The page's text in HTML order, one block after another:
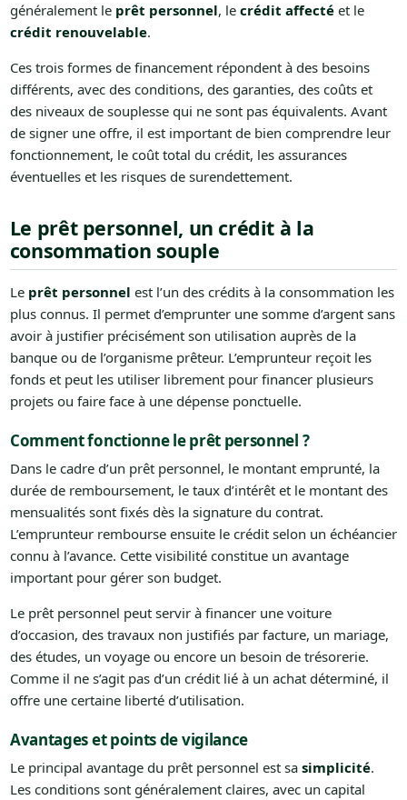
généralement le prêt personnel, le crédit affectéet le
crédit renouvelable.
Ces trois formes de financement répondent à des besoins
différents, avec des conditions, des garanties, des coûts et
des niveaux de souplesse qui ne sont pas équivalents. Avant
de signer une offre, il est important de bien comprendre leur
fonctionnement, le coût total du crédit, les assurances
éventuelles et les risques de surendettement.
Le prêt personnel, un crédit à la
consommation souple
Le prêt personnel est l’un des crédits à la consommation les
plus connus. Il permet d’emprunter une somme d’argent sans
avoir à justifier précisément son utilisation auprès de la
banque ou de l’organisme prêteur. L’emprunteur reçoit les
fonds et peut les utiliser librement pour financer plusieurs
projets ou faire face à une dépense ponctuelle.
Comment fonctionne le prêt personnel ?
Dans le cadre d’un prêt personnel, le montant emprunté, la
durée de remboursement, le taux d’intérêt et le montant des
mensualités sont fixés dès la signature du contrat.
L’emprunteur rembourse ensuite le crédit selon un échéancier
connu à l’avance. Cette visibilité constitue un avantage
important pour gérer son budget.
Le prêt personnel peut servir à financer une voiture
d’occasion, des travaux non justifiés par facture, un mariage,
des études, un voyage ou encore un besoin de trésorerie.
Comme il ne s’agit pas d’un crédit lié à un achat déterminé, il
offre une certaine liberté d’utilisation.
Avantages et points de vigilance
Le principal avantage du prêt personnel est sa simplicité.
Les conditions sont généralement claires, avec un capital